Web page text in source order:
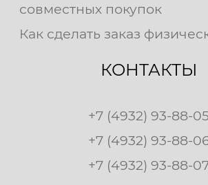
совместных покупок
Как сделать заказ
КОНТАКТЫ
+7 (4932) 93-88-05
+7 (4932) 93-88-
+7 (4932) 93-88-